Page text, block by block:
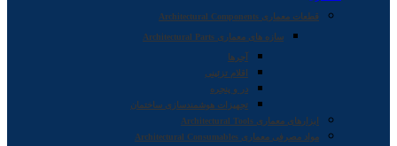
قطعات معماری Architectural Components
سازه های معماری Architectural Parts
آجرها
اقلام تزئینی
در و پنجره
تجهیزات هوشمندسازی ساختمان
ابزارهای معماری Architectural Tools
مواد مصرفی معماری Architectural Consumables